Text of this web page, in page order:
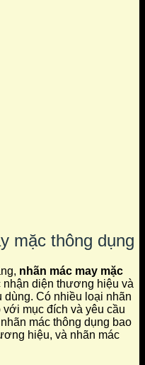
mặc thông dụng
nhãn mác may mặc
nhận diện thương hiệu và
Có nhiều loại nhãn
mục đích và yêu cầu
mác thông dụng bao
hiệu, và nhãn mác